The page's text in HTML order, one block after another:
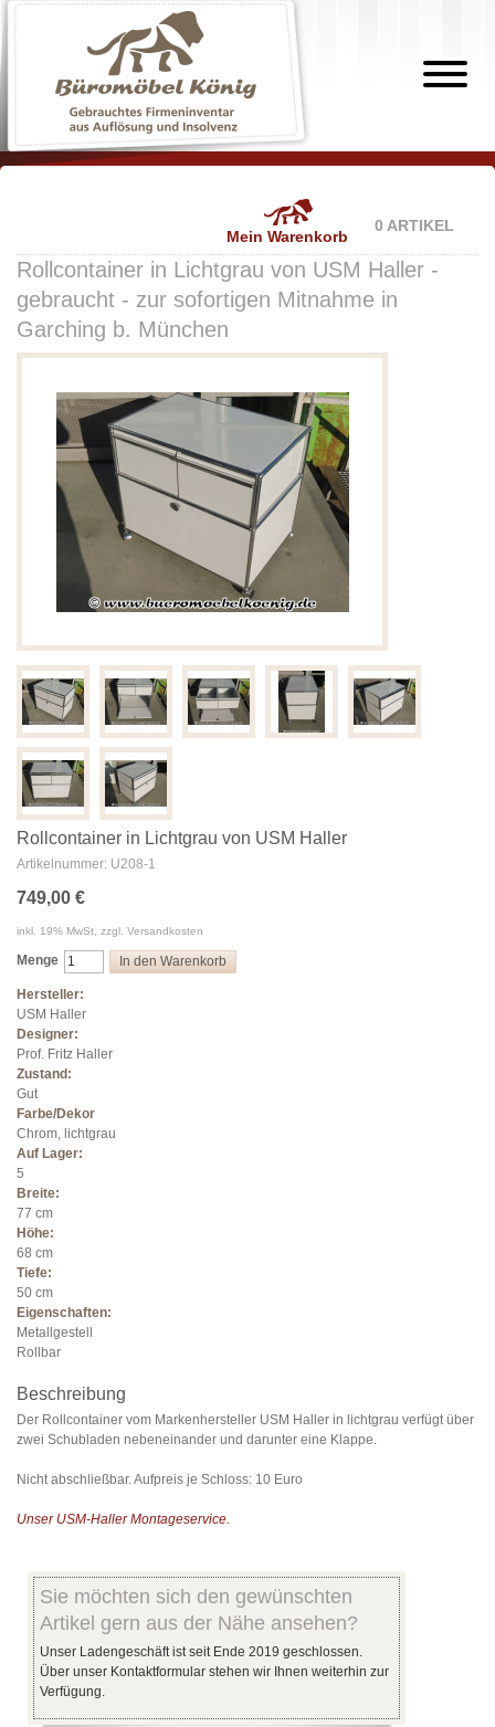
Mein Warenkorb
0 ARTIKEL
Rollcontainer in Lichtgrau von USM Haller -
gebraucht - zur sofortigen Mitnahme in
Garching b. München
Rollcontainer in Lichtgrau von USM Haller
Artikelnummer: U208-1
749,00 €
inkl. 19% MwSt, zzgl. Versandkosten
Menge In den Warenkorb
Hersteller:
USM Haller
Designer:
Prof. Fritz Haller
Zustand:
Gut
Farbe/Dekor
Chrom, lichtgrau
Auf Lager:
5
Breite:
77 cm
Höhe:
68 cm
Tiefe:
50 cm
Eigenschaften:
Metallgestell
Rollbar
Beschreibung
Der Rollcontainer vom Markenhersteller USM Haller in lichtgrau verfügt über
zwei Schubladen nebeneinander und darunter eine Klappe.
Nicht abschließbar. Aufpreis je Schloss: 10 Euro
Unser USM-Haller Montageservice.
Sie möchten sich den gewünschten
Artikel gern aus der Nähe ansehen?
Unser Ladengeschäft ist seit Ende 2019 geschlossen.
Über unser Kontaktformular stehen wir Ihnen weiterhin zur
Verfügung.